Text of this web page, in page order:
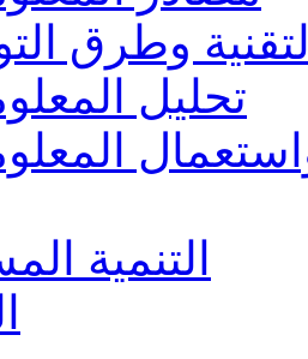
وطرق
تحليل
التنمية